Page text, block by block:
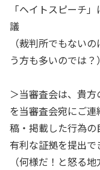
「ヘイトスピーチ
議
（裁判所でもない
う方も多いのでは？）
＞当審査会は、貴
を当審査会宛にご
稿・掲載した行為
有利な証拠を提出
（何様だ！と怒る